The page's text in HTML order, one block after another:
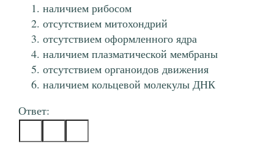
наличием рибосом
отсутствием митохондрий
отсутствием оформленного ядра
наличием плазматической мембраны
отсутствием органоидов движения
наличием кольцевой молекулы ДНК
Ответ: